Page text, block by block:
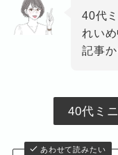
40代
れい
記事
40代ミ
あわせて読みたい